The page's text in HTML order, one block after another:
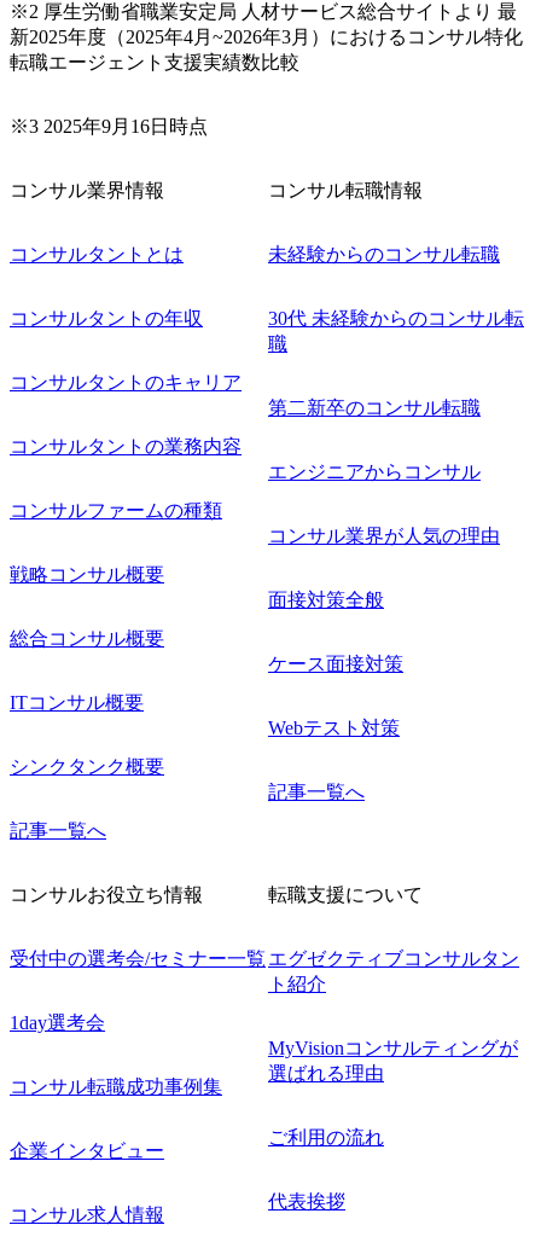
※2 厚生労働省職業安定局 人材サービス総合サイトより 最
新2025年度（2025年4月~2026年3月）におけるコンサル特化
転職エージェント支援実績数比較
※3 2025年9月16日時点
コンサル業界情報
コンサルタントとは
コンサルタントの年収
コンサルタントのキャリア
コンサルタントの業務内容
コンサルファームの種類
戦略コンサル概要
総合コンサル概要
ITコンサル概要
シンクタンク概要
記事一覧へ
コンサル転職情報
未経験からのコンサル転職
30代 未経験からのコンサル転
職
第二新卒のコンサル転職
エンジニアからコンサル
コンサル業界が人気の理由
面接対策全般
ケース面接対策
Webテスト対策
記事一覧へ
コンサルお役立ち情報
受付中の選考会/セミナー一覧
1day選考会
コンサル転職成功事例集
企業インタビュー
コンサル求人情報
転職支援について
エグゼクティブコンサルタン
ト紹介
MyVisionコンサルティングが
選ばれる理由
ご利用の流れ
代表挨拶